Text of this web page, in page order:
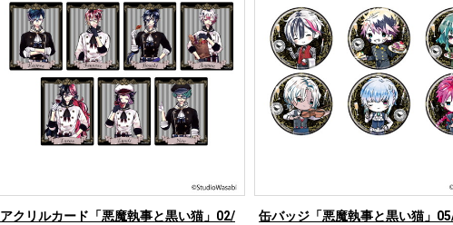
アクリルカード「悪魔執事と黒い猫」02/
缶バッジ「悪魔執事と黒い猫」